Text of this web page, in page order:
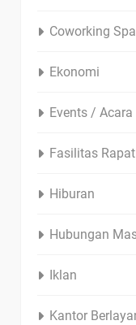
Coworking
Ekonomi
Events / Acara
Fasilitas Rapat
Hiburan
Hubungan
Iklan
Kantor